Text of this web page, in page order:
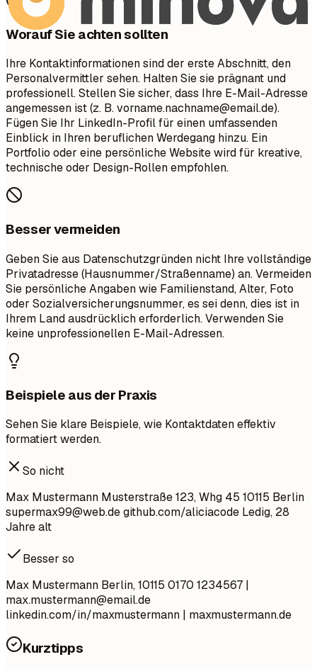
Worauf Sie achten sollten
Ihre Kontaktinformationen sind der erste Abschnitt, den
Personalvermittler sehen. Halten Sie sie prägnant und
professionell. Stellen Sie sicher, dass Ihre E-Mail-Adresse
angemessen ist (z. B.vorname.nachname@email.de).
Fügen Sie Ihr LinkedIn-Profil für einen umfassenden
Einblick in Ihren beruflichen Werdegang hinzu. Ein
Portfolio oder eine persönliche Website wird für kreative,
technische oder Design-Rollen empfohlen.
Besser vermeiden
Geben Sie aus Datenschutzgründen nicht Ihre vollständige
Privatadresse (Hausnummer/Straßenname) an. Vermeiden
Sie persönliche Angaben wie Familienstand, Alter, Foto
oder Sozialversicherungsnummer, es sei denn, dies ist in
Ihrem Land ausdrücklich erforderlich. Verwenden Sie
keine unprofessionellen E-Mail-Adressen.
Beispiele aus der Praxis
Sehen Sie klare Beispiele, wie Kontaktdaten effektiv
formatiert werden.
So nicht
Max Mustermann Musterstraße 123, Whg 45 10115 Berlin
supermax99@web.degithub.com/aliciacode Ledig, 28
Jahre alt
Besser so
Max Mustermann Berlin, 10115 0170 1234567 |
max.mustermann@email.de
linkedin.com/in/maxmustermann | maxmustermann.de
Kurztipps